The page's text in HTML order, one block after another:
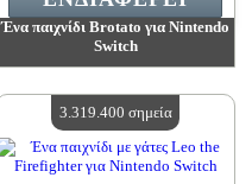
Ένα παιχνίδι Brotato για Nintendo
Switch
Διαθέσιμη ποσότητα:4
3.319.400 σημεία